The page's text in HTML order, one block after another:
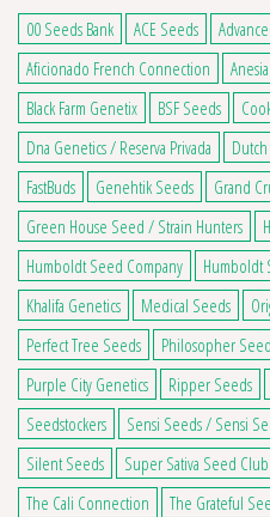
00 Seeds Bank ACE Seeds
Aficionado French Connection
Black Farm Genetix
BSF Seeds
Dna Genetics / Reserva Privada
Dutch
FastBuds
Genehtik Seeds
Grand
Green House Seed / Strain Hunters
Humboldt Seed Company
Humboldt
Khalifa Genetics
Medical Seeds
Perfect Tree Seeds
Philosopher
Purple City Genetics
Ripper Seeds
Seedstockers
Sensi Seeds / Sensi
Silent Seeds
Super Sativa Seed Club
The Cali Connection
The Grateful